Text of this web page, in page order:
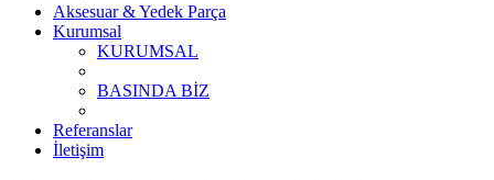
Aksesuar & Yedek Parça
Kurumsal
KURUMSAL
BASINDA BİZ
Referanslar
İletişim